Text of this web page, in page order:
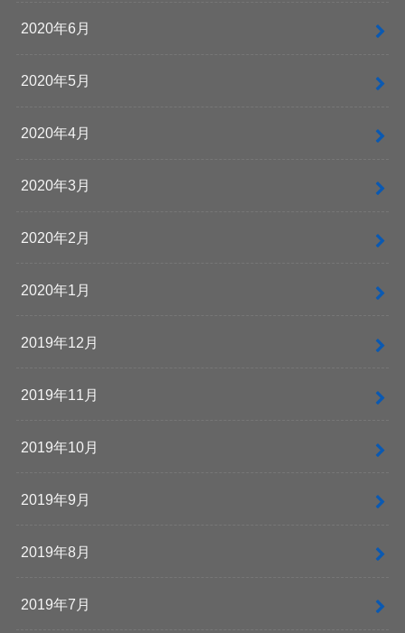
2020年6月
2020年5月
2020年4月
2020年3月
2020年2月
2020年1月
2019年12月
2019年11月
2019年10月
2019年9月
2019年8月
2019年7月